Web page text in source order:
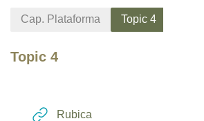
Cap. Plataforma Topic 4
Topic 4
Rubica